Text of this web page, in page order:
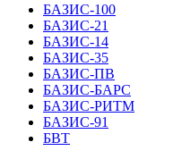
БАЗИС-100
БАЗИС-21
БАЗИС-14
БАЗИС-35
БАЗИС-ПВ
БАЗИС-БАРС
БАЗИС-РИТМ
БАЗИС-91
БВТ